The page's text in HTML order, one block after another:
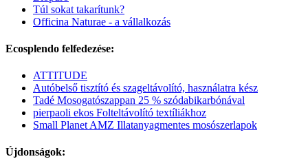
Túl sokat takarítunk?
Officina Naturae - a vállalkozás
Ecosplendo felfedezése:
ATTITUDE
Autóbelső tisztító és szageltávolító, használatra kész
Tadé Mosogatószappan 25 % szódabikarbónával
pierpaoli ekos Folteltávolító textíliákhoz
Small Planet AMZ Illatanyagmentes mosószerlapok
Újdonságok: